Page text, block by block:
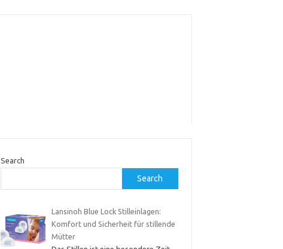
Search
Search
Lansinoh Blue Lock Stilleinlagen:
Komfort und Sicherheit für stillende
Mütter